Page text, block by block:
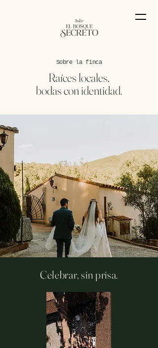
Sobre la finca
Raíces locales,
bodas con identidad.
Celebrar, sin prisa.